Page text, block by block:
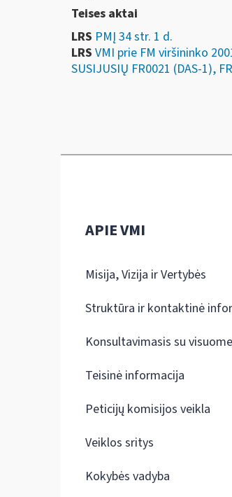
Teises aktai
LRS PMĮ 34 str. 1 d.
LRS VMI prie FM viršininko
SUSIJUSIŲ FR0021 (DAS-1),
APIE VMI
Misija, Vizija ir Vertybės
Struktūra ir kontaktinė
Konsultavimasis su
Teisinė informacija
Peticijų komisijos veikla
Veiklos sritys
Kokybės vadyba